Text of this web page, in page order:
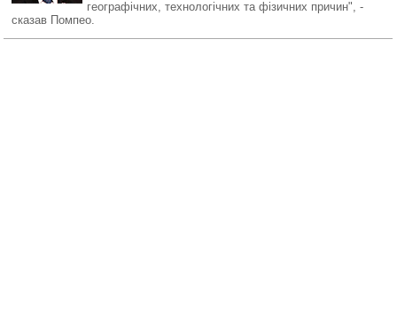
географічних, технологічних та фізичних причин", -
сказав Помпео.